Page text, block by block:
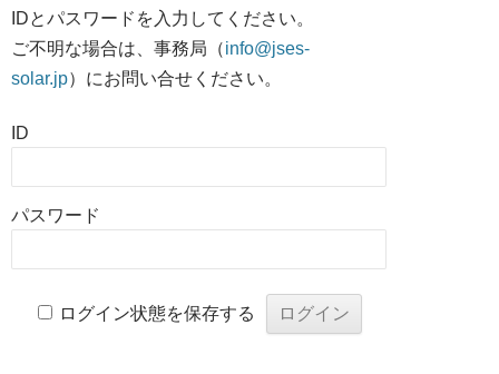
IDとパスワードを入力してください。
ご不明な場合は、事務局（info@jses-
solar.jp）にお問い合せください。
ID
パスワード
ログイン状態を保存する